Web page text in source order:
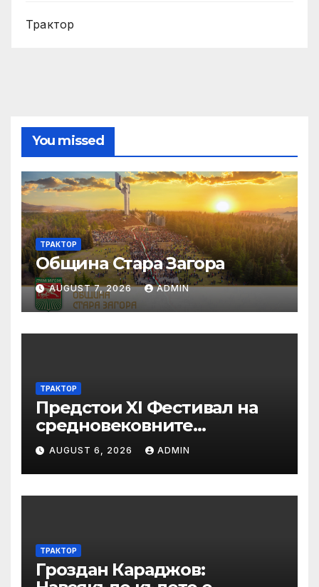
Трактор
You missed
ТРАКТОР
Община Стара Загора
AUGUST 7, 2026 ADMIN
ТРАКТОР
Предстои XI Фестивал на
средновековните
традиции, бит и култура
„Калето
AUGUST 6, 2026 ADMIN
ТРАКТОР
Гроздан Караджов: